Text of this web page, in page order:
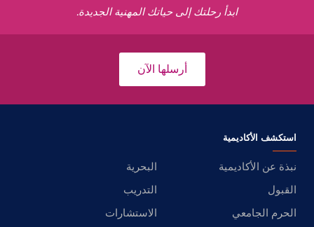
ابدأ رحلتك إلى حياتك المهنية الجديدة.
أرسلها الآن
استكشف الأكاديمية
نبذة عن الأكاديمية
البحرية
القبول
التدريب
الحرم الجامعي
الاستشارات